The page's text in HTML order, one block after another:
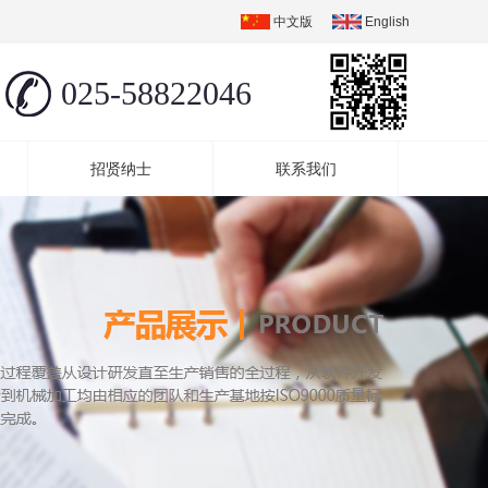
中文版 English
025-58822046
招贤纳士 联系我们